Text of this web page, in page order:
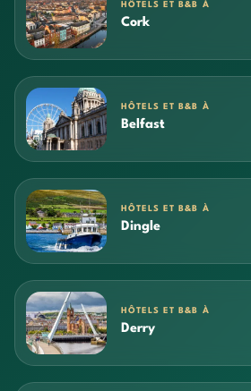
HÔTELS ET B&B À
Cork
HÔTELS ET B&B À
Belfast
HÔTELS ET B&B À
Dingle
HÔTELS ET B&B À
Derry